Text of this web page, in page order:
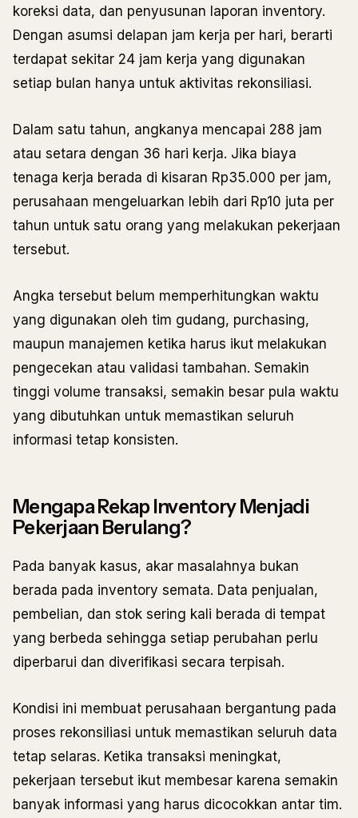
koreksi data, dan penyusunan laporan inventory.
Dengan asumsi delapan jam kerja per hari, berarti
terdapat sekitar 24 jam kerja yang digunakan
setiap bulan hanya untuk aktivitas rekonsiliasi.
Dalam satu tahun, angkanya mencapai 288 jam
atau setara dengan 36 hari kerja. Jika biaya
tenaga kerja berada di kisaran Rp35.000 per jam,
perusahaan mengeluarkan lebih dari Rp10 juta per
tahun untuk satu orang yang melakukan pekerjaan
tersebut.
Angka tersebut belum memperhitungkan waktu
yang digunakan oleh tim gudang, purchasing,
maupun manajemen ketika harus ikut melakukan
pengecekan atau validasi tambahan. Semakin
tinggi volume transaksi, semakin besar pula waktu
yang dibutuhkan untuk memastikan seluruh
informasi tetap konsisten.
Mengapa Rekap Inventory Menjadi
Pekerjaan Berulang?
Pada banyak kasus, akar masalahnya bukan
berada pada inventory semata. Data penjualan,
pembelian, dan stok sering kali berada di tempat
yang berbeda sehingga setiap perubahan perlu
diperbarui dan diverifikasi secara terpisah.
Kondisi ini membuat perusahaan bergantung pada
proses rekonsiliasi untuk memastikan seluruh data
tetap selaras. Ketika transaksi meningkat,
pekerjaan tersebut ikut membesar karena semakin
banyak informasi yang harus dicocokkan antar tim.